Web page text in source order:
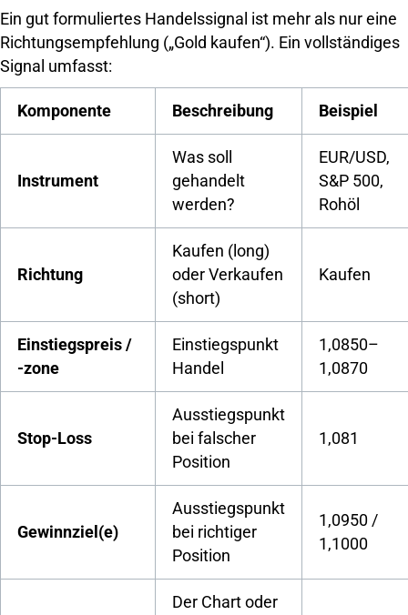
Ein gut formuliertes Handelssignal ist mehr als nur eine
Richtungsempfehlung („Gold kaufen“). Ein vollständiges
Signal umfasst:
Komponente Beschreibung Beispiel
Instrument
Was soll
gehandelt
werden?
EUR/USD,
S&P 500,
Rohöl
Richtung
Kaufen (long)
oder Verkaufen
(short)
Kaufen
Einstiegspreis /
-zone
Einstiegspunkt
Handel
1,0850–
1,0870
Stop-Loss
Ausstiegspunkt
bei falscher
Position
1,081
Gewinnziel(e)
Ausstiegspunkt
bei richtiger
Position
1,0950 /
1,1000
Der Chart oder